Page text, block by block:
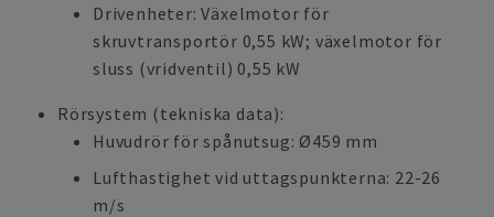
Drivenheter: Växelmotor för
skruvtransportör 0,55 kW; växelmotor för
sluss (vridventil) 0,55 kW
Rörsystem (tekniska data):
Huvudrör för spånutsug: Ø459 mm
Lufthastighet vid uttagspunkterna: 22-26
m/s